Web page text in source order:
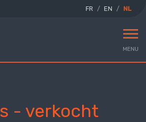
FR EN NL
MENU
- verkocht